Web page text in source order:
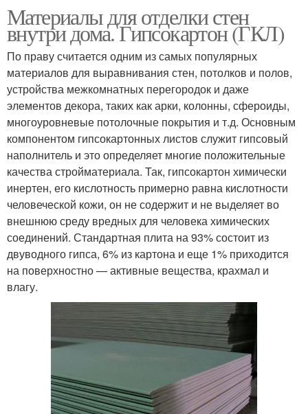
Материалы для отделки стен
внутри дома. Гипсокартон (ГКЛ)
По праву считается одним из самых популярных
материалов для выравнивания стен, потолков и полов,
устройства межкомнатных перегородок и даже
элементов декора, таких как арки, колонны, сфероиды,
многоуровневые потолочные покрытия и т.д. Основным
компонентом гипсокартонных листов служит гипсовый
наполнитель и это определяет многие положительные
качества стройматериала. Так, гипсокартон химически
инертен, его кислотность примерно равна кислотности
человеческой кожи, он не содержит и не выделяет во
внешнюю среду вредных для человека химических
соединений. Стандартная плита на 93% состоит из
двуводного гипса, 6% из картона и еще 1% приходится
на поверхностно — активные вещества, крахмал и
влагу.